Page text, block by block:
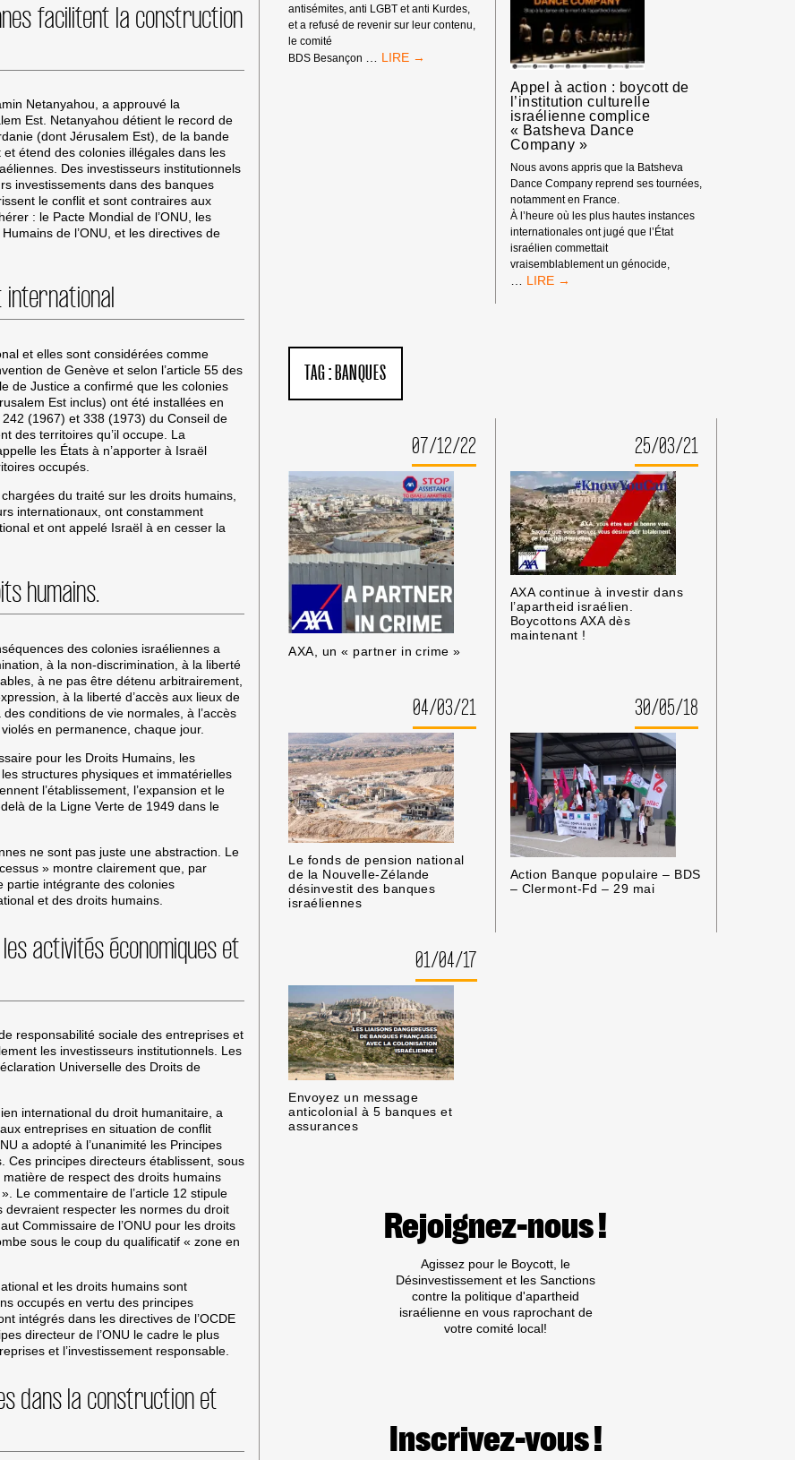
facilitent la construction
Netanyahou, a approuvé la
Est. Netanyahou détient le record de
(dont Jérusalem Est), de la bande
étend des colonies illégales dans les
Des investisseurs institutionnels
investissements dans des banques
le conflit et sont contraires aux
: le Pacte Mondial de l’ONU, les
de l’ONU, et les directives de
international
et elles sont considérées comme
de Genève et selon l’article 55 des
de Justice a confirmé que les colonies
Est inclus) ont été installées en
(1967) et 338 (1973) du Conseil de
des territoires qu’il occupe. La
les États à n’apporter à Israël
occupés.
du traité sur les droits humains,
internationaux, ont constamment
et ont appelé Israël à en cesser la
humains.
des colonies israéliennes a
à la non-discrimination, à la liberté
à ne pas être détenu arbitrairement,
à la liberté d’accès aux lieux de
conditions de vie normales, à l’accès
en permanence, chaque jour.
pour les Droits Humains, les
structures physiques et immatérielles
l’établissement, l’expansion et le
de la Ligne Verte de 1949 dans le
ne sont pas juste une abstraction. Le
» montre clairement que, par
partie intégrante des colonies
et des droits humains.
activités économiques et
responsabilité sociale des entreprises et
les investisseurs institutionnels. Les
Universelle des Droits de
international du droit humanitaire, a
entreprises en situation de conflit
a adopté à l’unanimité les Principes
Ces principes directeurs établissent, sous
de respect des droits humains
Le commentaire de l’article 12 stipule
respecter les normes du droit
Commissaire de l’ONU pour les droits
sous le coup du qualificatif « zone en
et les droits humains sont
occupés en vertu des principes
intégrés dans les directives de l’OCDE
directeur de l’ONU le cadre le plus
et l’investissement responsable.
dans la construction et
antisémites, anti LGBT et anti Kurdes,
et a refusé de revenir sur leur contenu,
le comité
BDS Besançon
BESANÇON:
Appel à action : boycott de
l’institution culturelle
israélienne complice
« Batsheva Dance
Company »
Nous avons appris que la Batsheva
Dance Company reprend ses tournées,
notamment en France.
À l’heure où les plus hautes instances
internationales ont jugé que l’État
israélien commettait
vraisemblablement un génocide,
… APPEL
COMPANY »
TAG : BANQUES
07/12/22
AXA, un « partner in crime »
25/03/21
AXA continue à investir dans
l’apartheid israélien.
Boycottons AXA dès
maintenant !
04/03/21
Le fonds de pension national
de la Nouvelle-Zélande
désinvestit des banques
israéliennes
30/05/18
Action Banque populaire – BDS
– Clermont-Fd – 29 mai
01/04/17
Envoyez un message
anticolonial à 5 banques et
assurances
Rejoignez-nous !
Agissez pour le Boycott, le
Désinvestissement et les Sanctions
contre la politique d'apartheid
israélienne en vous raprochant de
votre comité local!
Inscrivez-vous !